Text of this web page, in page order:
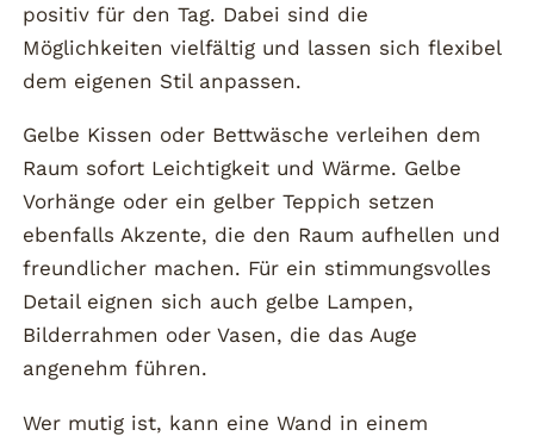
positiv für den Tag. Dabei sind die
Möglichkeiten vielfältig und lassen sich flexibel
dem eigenen Stil anpassen.
Gelbe Kissen oder Bettwäsche verleihen dem
Raum sofort Leichtigkeit und Wärme. Gelbe
Vorhänge oder ein gelber Teppich setzen
ebenfalls Akzente, die den Raum aufhellen und
freundlicher machen. Für ein stimmungsvolles
Detail eignen sich auch gelbe Lampen,
Bilderrahmen oder Vasen, die das Auge
angenehm führen.
Wer mutig ist, kann eine Wand in einem